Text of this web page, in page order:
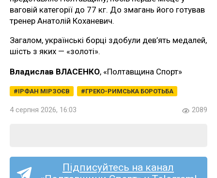
ваговій категорії до 77 кг. До змагань його готував
тренер Анатолій Коханевич.
Загалом, українські борці здобули дев’ять медалей,
шість з яких — «золоті».
Владислав ВЛАСЕНКО, «Полтавщина Спорт»
ІРФАН МІРЗОЄВ ГРЕКО-РИМСЬКА БОРОТЬБА
4 серпня 2026, 16:03 2089
Підписуйтесь на канал